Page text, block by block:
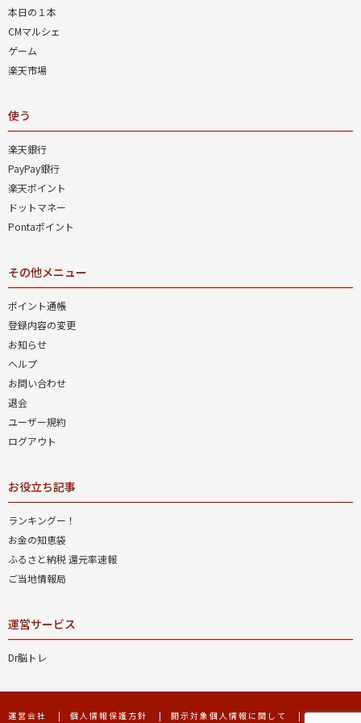
本日の１本
CMマルシェ
ゲーム
楽天市場
使う
楽天銀行
PayPay銀行
楽天ポイント
ドットマネー
Pontaポイント
その他メニュー
ポイント通帳
登録内容の変更
お知らせ
ヘルプ
お問い合わせ
退会
ユーザー規約
ログアウト
お役立ち記事
ランキングー！
お金の知恵袋
ふるさと納税 還元率速報
ご当地情報局
運営サービス
Dr脳トレ
運営会社 個人情報保護方針 開示対象個人情報に関して